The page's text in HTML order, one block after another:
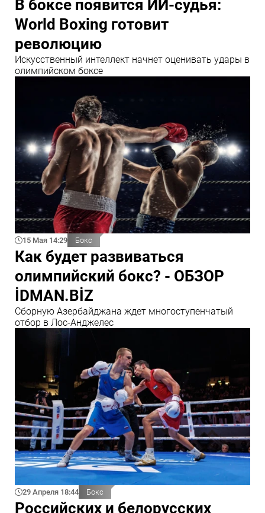
В боксе появится ИИ-судья:
World Boxing готовит
революцию
Искусственный интеллект начнет оценивать удары в
олимпийском боксе
15 Мая 14:29 Бокс
Как будет развиваться
олимпийский бокс? - ОБЗОР
İDMAN.BİZ
Сборную Азербайджана ждет многоступенчатый
отбор в Лос-Анджелес
29 Апреля 18:44 Бокс
Российских и белорусских